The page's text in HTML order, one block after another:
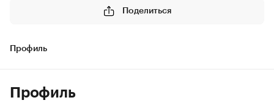
Поделиться
Профиль
Профиль